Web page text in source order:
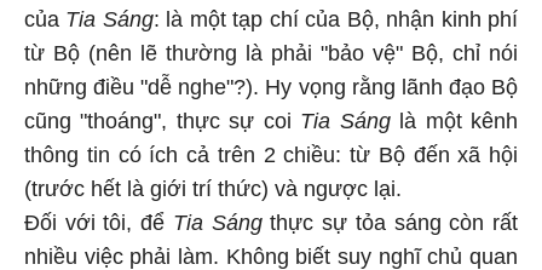
của Tia Sáng: là một tạp chí của Bộ, nhận kinh phí
từ Bộ (nên lẽ thường là phải "bảo vệ" Bộ, chỉ nói
những điều "dễ nghe"?). Hy vọng rằng lãnh đạo Bộ
cũng "thoáng", thực sự coi Tia Sánglà một kênh
thông tin có ích cả trên 2 chiều: từ Bộ đến xã hội
(trước hết là giới trí thức) và ngược lại.
Đối với tôi, để Tia Sángthực sự tỏa sáng còn rất
nhiều việc phải làm. Không biết suy nghĩ chủ quan